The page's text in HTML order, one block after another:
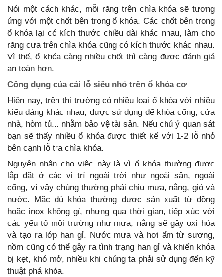
Nói một cách khác, mỗi răng trên chìa khóa sẽ tương
ứng với một chốt bên trong ổ khóa. Các chốt bên trong
ổ khóa lại có kích thước chiều dài khác nhau, làm cho
răng cưa trên chìa khóa cũng có kích thước khác nhau.
Vì thế, ổ khóa càng nhiều chốt thì càng được đánh giá
an toàn hơn.
Công dụng của cái lỗ siêu nhỏ trên ổ khóa cơ
Hiện nay, trên thị trường có nhiều loại ổ khóa với nhiều
kiểu dáng khác nhau, được sử dụng để khóa cổng, cửa
nhà, hòm tủ... nhằm bảo vệ tài sản. Nếu chú ý quan sát
bạn sẽ thấy nhiều ổ khóa được thiết kế với 1-2 lỗ nhỏ
bên cạnh lỗ tra chìa khóa.
Nguyên nhân cho việc này là vì ổ khóa thường được
lắp đặt ở các vị trí ngoài trời như ngoài sân, ngoài
cổng, vì vậy chúng thường phải chịu mưa, nắng, gió và
nước. Mặc dù khóa thường được sản xuất từ đồng
hoặc inox không gỉ, nhưng qua thời gian, tiếp xúc với
các yếu tố môi trường như mưa, nắng sẽ gây oxi hóa
và tạo ra lớp han gỉ. Nước mưa và hơi ẩm từ sương,
nồm cũng có thể gây ra tình trạng han gỉ và khiến khóa
bị kẹt, khó mở, nhiều khi chúng ta phải sử dụng đến kỹ
thuật phá khóa.